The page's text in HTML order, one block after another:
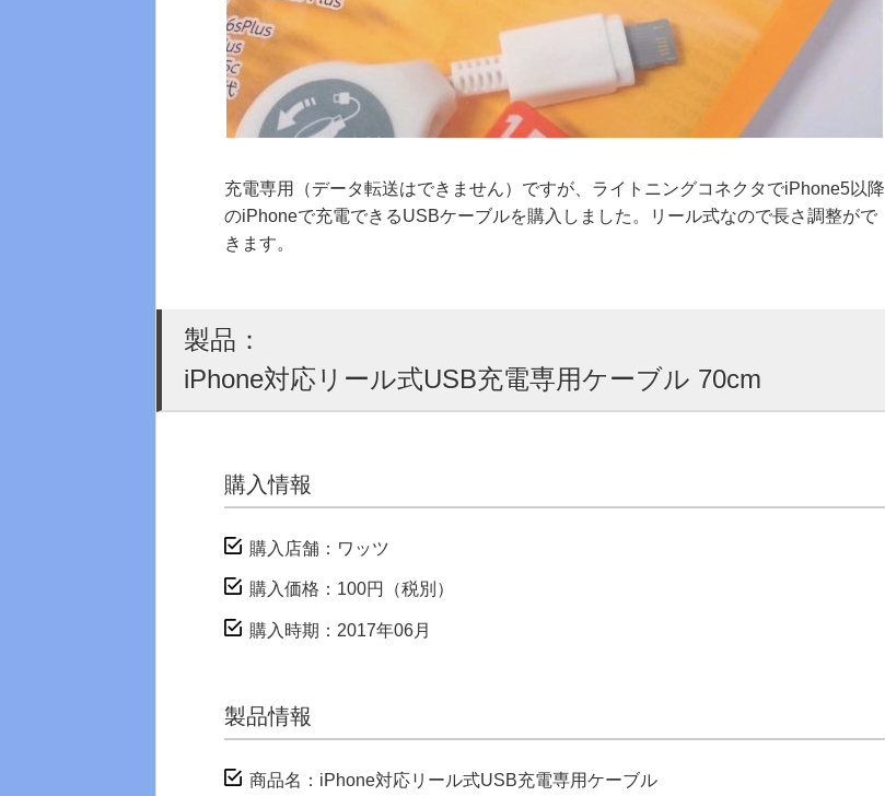
充電専用（データ転送はできません）ですが、ライトニングコネクタでiPhone5以降
のiPhoneで充電できるUSBケーブルを購入しました。リール式なので長さ調整がで
きます。
製品：
iPhone対応リール式USB充電専用ケーブル 70cm
購入情報
購入店舗：ワッツ
購入価格：100円（税別）
購入時期：2017年06月
製品情報
商品名：iPhone対応リール式USB充電専用ケーブル